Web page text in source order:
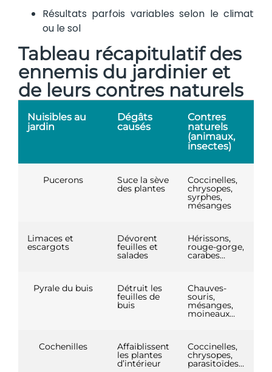
Résultats parfois variables selon le climat
ou le sol
Tableau récapitulatif des
ennemis du jardinier et
de leurs contres naturels
Nuisibles au
jardin
Dégâts
causés
Contres
naturels
(animaux,
insectes)
Pucerons Suce la sève
des plantes
Coccinelles,
chrysopes,
syrphes,
mésanges
Limaces et
escargots
Dévorent
feuilles et
salades
Hérissons,
rouge-gorge,
carabes…
Pyrale du buis Détruit les
feuilles de
buis
Chauves-
souris,
mésanges,
moineaux…
Cochenilles Affaiblissent
les plantes
d’intérieur
Coccinelles,
chrysopes,
parasitoïdes…